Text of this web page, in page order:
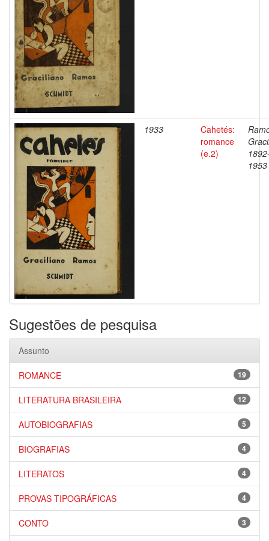
1933
Cahetés:
romance
(e.2)
1953
Sugestões de pesquisa
Assunto
19
ROMANCE
12
LITERATURA BRASILEIRA
5
AUTOBIOGRAFIAS
4
BIOGRAFIAS
4
LITERATOS
4
PROVAS TIPOGRÁFICAS
3
CONTO